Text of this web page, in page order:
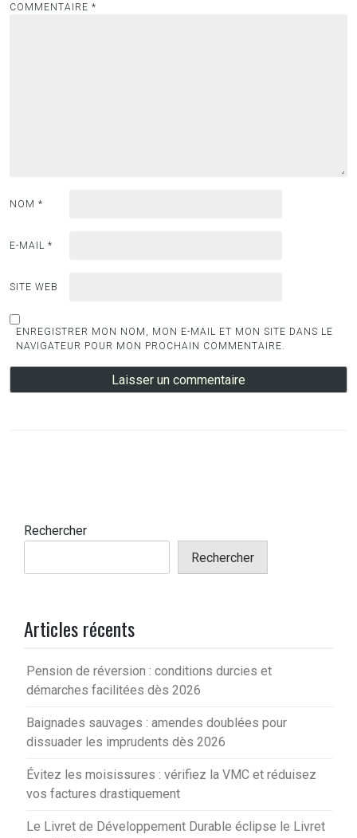
COMMENTAIRE *
NOM *
E-MAIL *
SITE WEB
ENREGISTRER MON NOM, MON E-MAIL ET MON SITE DANS LE
NAVIGATEUR POUR MON PROCHAIN COMMENTAIRE.
Rechercher
Rechercher
Articles récents
Pension de réversion : conditions durcies et
démarches facilitées dès 2026
Baignades sauvages : amendes doublées pour
dissuader les imprudents dès 2026
Évitez les moisissures : vérifiez la VMC et réduisez
vos factures drastiquement
Le Livret de Développement Durable éclipse le Livret